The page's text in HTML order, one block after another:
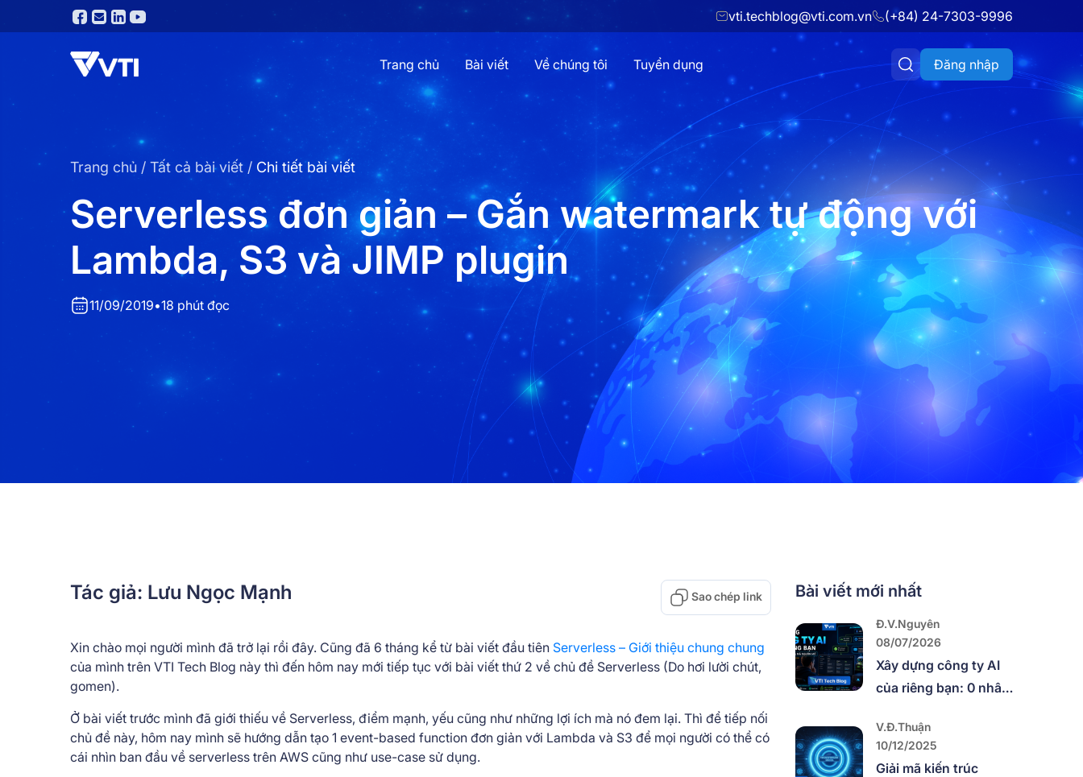
vti.techblog@vti.com.vn (+84) 24-7303-9996
Trang chủ Bài viết Về chúng tôi Tuyển dụng Đăng nhập
Trang chủ / Tất cả bài viết / Chi tiết bài viết
Serverless đơn giản – Gắn watermark tự động với
Lambda, S3 và JIMP plugin
11/09/2019•18 phút đọc
Tác giả: Lưu Ngọc Mạnh Sao chép link
Xin chào mọi người mình đã trở lại rồi đây. Cũng đã 6 tháng kể từ bài viết đầu tiên Serverless – Giới thiệu chung chung
của mình trên VTI Tech Blog này thì đến hôm nay mới tiếp tục với bài viết thứ 2 về chủ đề Serverless (Do hơi lười chút,
gomen).
Ở bài viết trước mình đã giới thiếu về Serverless, điểm mạnh, yếu cũng như những lợi ích mà nó đem lại. Thì để tiếp nối
chủ đề này, hôm nay mình sẽ hướng dẫn tạo 1 event-based function đơn giản với Lambda và S3 để mọi người có thể có
cái nhìn ban đầu về serverless trên AWS cũng như use-case sử dụng.
Bài viết mới nhất
Đ.V.Nguyên
08/07/2026
Xây dựng công ty AI
của riêng bạn: 0 nhân
mở, hướng dẫn từ A
đến Z với Alook
V.Đ.Thuận
10/12/2025
Giải mã kiến trúc